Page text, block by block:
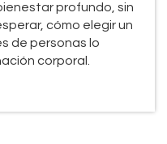
profundo, sin
cómo elegir un
de personas lo
corporal.